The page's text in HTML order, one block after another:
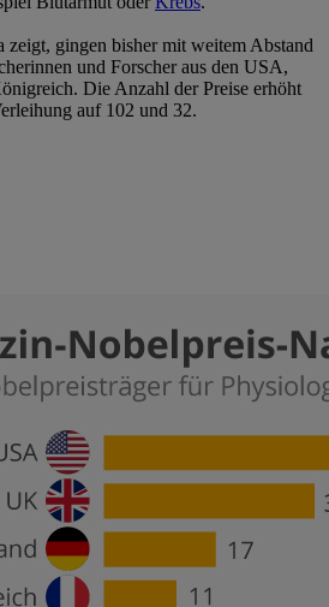
zeigt, gingen bisher mit weitem Abstand
und Forscher aus den USA,
Die Anzahl der Preise erhöht
auf 102 und 32.